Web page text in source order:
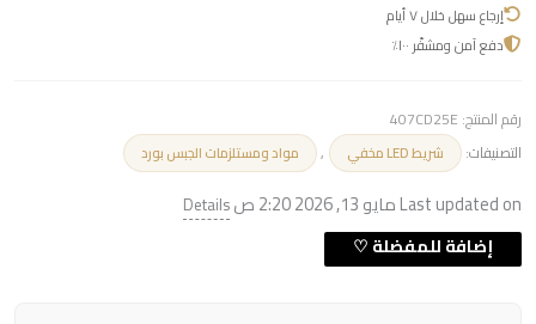
إرجاع سهل خلال ٧ أيام
دفع آمن ومشفّر ١٠٠٪
رقم المنتج: 407CD25E
التصنيفات:
شريط LED مخفي , مواد ومستلزمات الجبس بورد
Last updated on مايو 13, 2026 2:20 ص Details